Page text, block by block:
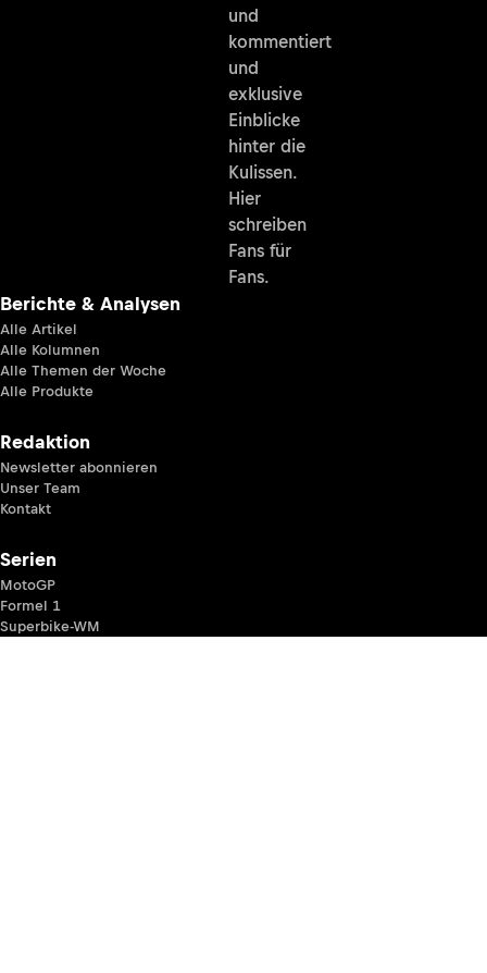
und
kommentiert
und
exklusive
Einblicke
hinter die
Kulissen.
Hier
schreiben
Fans für
Fans.
Berichte & Analysen
Alle Artikel
Alle Kolumnen
Alle Themen der Woche
Alle Produkte
Redaktion
Newsletter abonnieren
Unser Team
Kontakt
Serien
MotoGP
Formel 1
Superbike-WM